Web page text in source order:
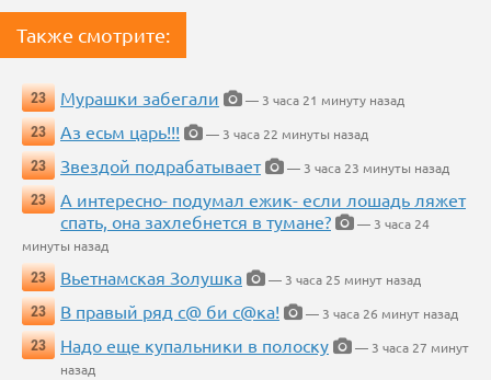
Также смотрите:
23 Мурашки забегали
— 3 часа 21 минуту назад
23
Аз есьм царь!!!
— 3 часа 22 минуты назад
23
Звездой подрабатывает
— 3 часа 23 минуты назад
23
А интересно- подумал ежик- если лошадь ляжет
спать, она захлебнется в тумане?
— 3 часа 24
минуты назад
23
Вьетнамская Золушка
— 3 часа 25 минут назад
23
В правый ряд с@ би с@ка!
— 3 часа 26 минут назад
23
Надо еще купальники в полоску
— 3 часа 27 минут
назад